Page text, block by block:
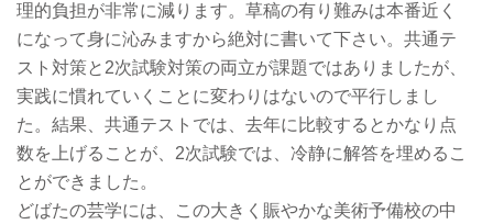
理的負担が非常に減ります。草稿の有り難みは本番近く
になって身に沁みますから絶対に書いて下さい。共通テ
スト対策と2次試験対策の両立が課題ではありましたが、
実践に慣れていくことに変わりはないので平行しまし
た。結果、共通テストでは、去年に比較するとかなり点
数を上げることが、2次試験では、冷静に解答を埋めるこ
とができました。
どばたの芸学には、この大きく賑やかな美術予備校の中